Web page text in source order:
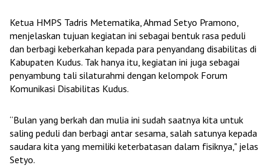
Ketua HMPS Tadris Metematika, Ahmad Setyo Pramono,
menjelaskan tujuan kegiatan ini sebagai bentuk rasa peduli
dan berbagi keberkahan kepada para penyandang disabilitas di
Kabupaten Kudus. Tak hanya itu, kegiatan ini juga sebagai
penyambung tali silaturahmi dengan kelompok Forum
Komunikasi Disabilitas Kudus.
“Bulan yang berkah dan mulia ini sudah saatnya kita untuk
saling peduli dan berbagi antar sesama, salah satunya kepada
saudara kita yang memiliki keterbatasan dalam fisiknya," jelas
Setyo.